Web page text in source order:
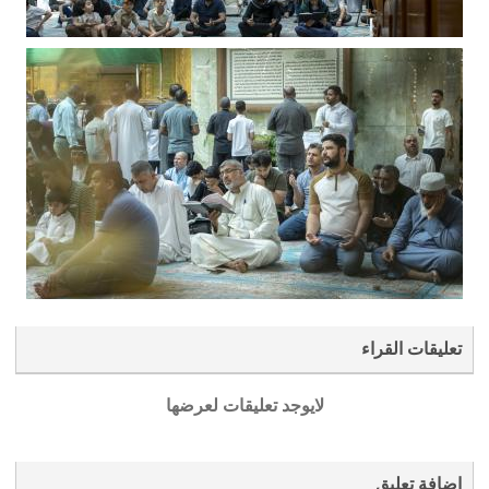
تعليقات القراء
لايوجد تعليقات لعرضها
إضافة تعليق